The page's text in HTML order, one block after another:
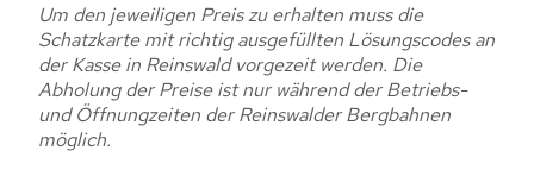
Um den jeweiligen Preis zu erhalten muss die
Schatzkarte mit richtig ausgefüllten Lösungscodes an
der Kasse in Reinswald vorgezeit werden. Die
Abholung der Preise ist nur während der Betriebs-
und Öffnungzeiten der Reinswalder Bergbahnen
möglich.